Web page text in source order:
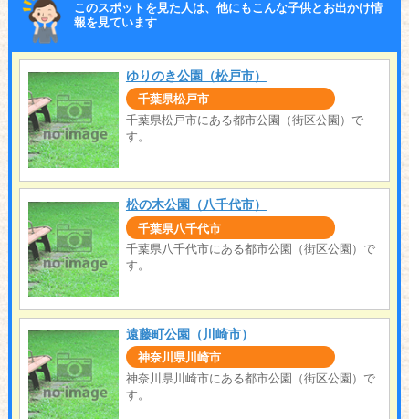
このスポットを見た人は、他にもこんな子供とお出かけ情
報を見ています
ゆりのき公園（松戸市）
千葉県松戸市
千葉県松戸市にある都市公園（街区公園）で
す。
松の木公園（八千代市）
千葉県八千代市
千葉県八千代市にある都市公園（街区公園）で
す。
遠藤町公園（川崎市）
神奈川県川崎市
神奈川県川崎市にある都市公園（街区公園）で
す。